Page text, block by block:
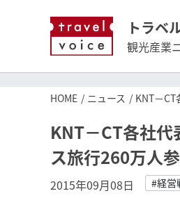
トラベ
観光産業
HOME ニュース KNT－
KNT－CT各社
ス旅行260万人
2015年09月08日 #経営